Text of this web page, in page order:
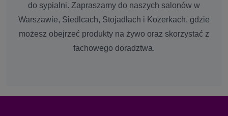
do sypialni. Zapraszamy do naszych salonów w
Warszawie, Siedlcach, Stojadłach i Kozerkach, gdzie
możesz obejrzeć produkty na żywo oraz skorzystać z
fachowego doradztwa.